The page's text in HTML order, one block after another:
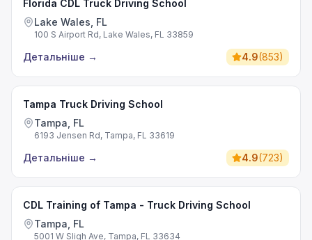
Florida CDL Truck Driving School
Lake Wales, FL
100 S Airport Rd, Lake Wales, FL 33859
Детальніше → 4.9(853)
Tampa Truck Driving School
Tampa, FL
6193 Jensen Rd, Tampa, FL 33619
Детальніше → 4.9(723)
CDL Training of Tampa - Truck Driving School
Tampa, FL
5001 W Sligh Ave, Tampa, FL 33634